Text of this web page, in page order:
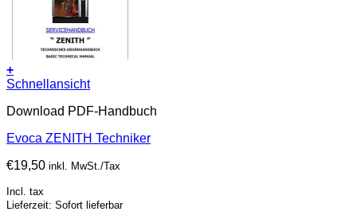
+
Schnellansicht
Download PDF-Handbuch
Evoca ZENITH Techniker
€19,50 inkl. MwSt./Tax
Incl. tax
Lieferzeit: Sofort lieferbar